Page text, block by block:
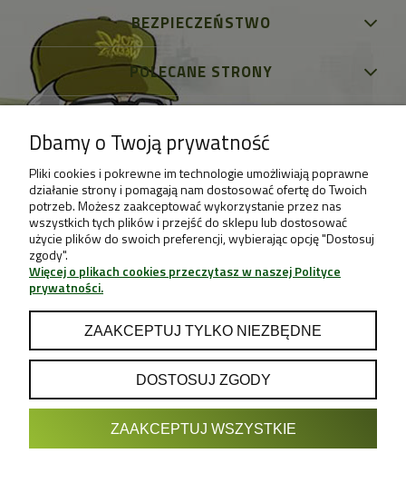
BEZPIECZEŃSTWO
POLECANE STRONY
Projekt & Support:GRUPA
POKAŻ PEŁNĄ WERSJĘ STRONY
Sklep internetowy Shoper.pl
Dbamy o Twoją prywatność
Pliki cookies i pokrewne im technologie umożliwiają poprawne
działanie strony i pomagają nam dostosować ofertę do Twoich
potrzeb. Możesz zaakceptować wykorzystanie przez nas
wszystkich tych plików i przejść do sklepu lub dostosować
użycie plików do swoich preferencji, wybierając opcję "Dostosuj
zgody".
Więcej o plikach cookies przeczytasz w naszej Polityce
prywatności.
ZAAKCEPTUJ TYLKO NIEZBĘDNE
DOSTOSUJ ZGODY
ZAAKCEPTUJ WSZYSTKIE